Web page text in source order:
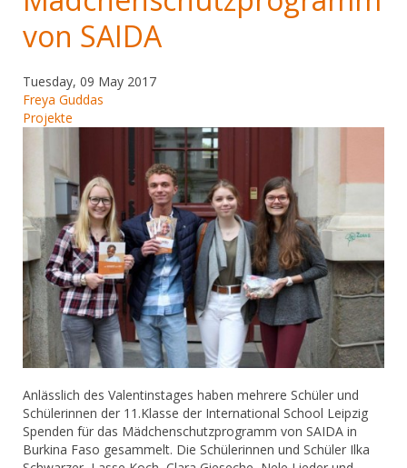
von SAIDA
Tuesday, 09 May 2017
Freya Guddas
Projekte
Anlässlich des Valentinstages haben mehrere Schüler und
Schülerinnen der 11.Klasse der International School Leipzig
Spenden für das Mädchenschutzprogramm von SAIDA in
Burkina Faso gesammelt. Die Schülerinnen und Schüler Ilka